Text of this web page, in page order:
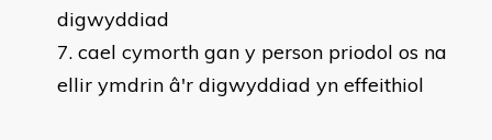
digwyddiad
cael cymorth gan y person priodol os na
ellir ymdrin â'r digwyddiad yn effeithiol